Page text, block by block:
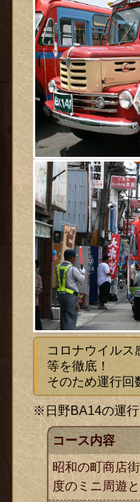
コロナウイルス
等を徹底！
そのため運行回
※日野BA14の運
コース内容
昭和の町商店
度のミニ周遊